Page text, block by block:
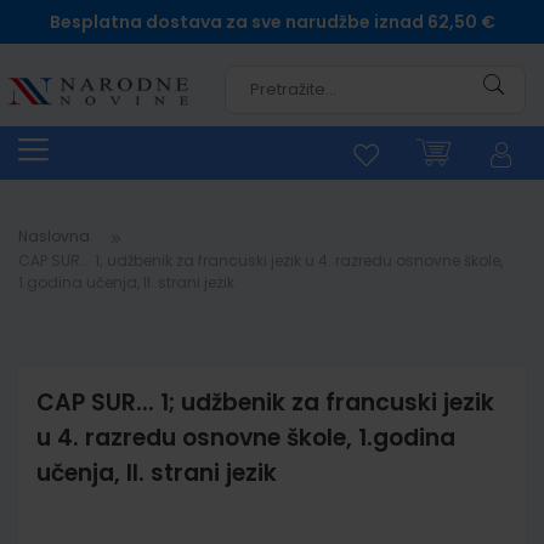
Besplatna dostava za sve narudžbe iznad 62,50 €
Naslovna
CAP SUR... 1; udžbenik za francuski jezik
u 4. razredu osnovne škole, 1.godina
učenja, II. strani jezik